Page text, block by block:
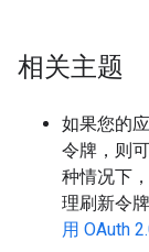
相关主题
如果您的
令牌，则
种情况下
理刷新令
用 OAuth